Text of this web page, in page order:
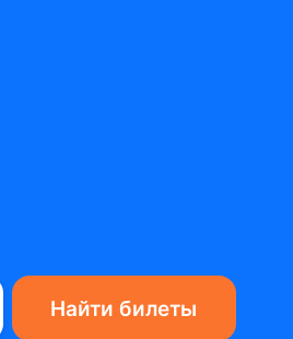
Найти билеты